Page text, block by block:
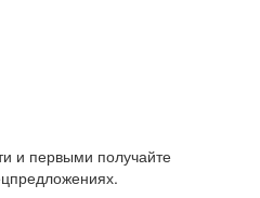
и первыми получайте